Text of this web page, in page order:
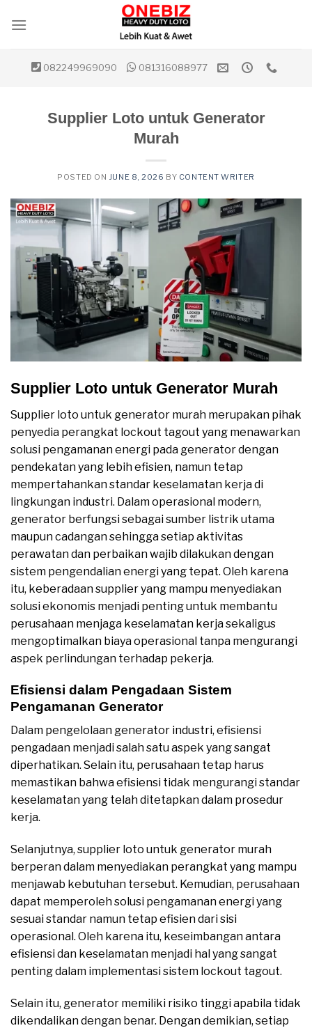
082249969090 081316088977
Supplier Loto untuk Generator
Murah
POSTED ON JUNE 8, 2026 BY CONTENT WRITER
Supplier Loto untuk Generator Murah
Supplier loto untuk generator murah merupakan pihak
penyedia perangkat lockout tagout yang menawarkan
solusi pengamanan energi pada generator dengan
pendekatan yang lebih efisien, namun tetap
mempertahankan standar keselamatan kerja di
lingkungan industri. Dalam operasional modern,
generator berfungsi sebagai sumber listrik utama
maupun cadangan sehingga setiap aktivitas
perawatan dan perbaikan wajib dilakukan dengan
sistem pengendalian energi yang tepat. Oleh karena
itu, keberadaan supplier yang mampu menyediakan
solusi ekonomis menjadi penting untuk membantu
perusahaan menjaga keselamatan kerja sekaligus
mengoptimalkan biaya operasional tanpa mengurangi
aspek perlindungan terhadap pekerja.
Efisiensi dalam Pengadaan Sistem
Pengamanan Generator
Dalam pengelolaan generator industri, efisiensi
pengadaan menjadi salah satu aspek yang sangat
diperhatikan. Selain itu, perusahaan tetap harus
memastikan bahwa efisiensi tidak mengurangi standar
keselamatan yang telah ditetapkan dalam prosedur
kerja.
Selanjutnya, supplier loto untuk generator murah
berperan dalam menyediakan perangkat yang mampu
menjawab kebutuhan tersebut. Kemudian, perusahaan
dapat memperoleh solusi pengamanan energi yang
sesuai standar namun tetap efisien dari sisi
operasional. Oleh karena itu, keseimbangan antara
efisiensi dan keselamatan menjadi hal yang sangat
penting dalam implementasi sistem lockout tagout.
Selain itu, generator memiliki risiko tinggi apabila tidak
dikendalikan dengan benar. Dengan demikian, setiap